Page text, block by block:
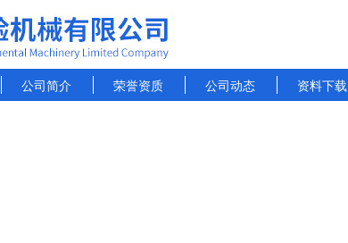
公司简介 荣誉资质 公司动态 资料下载